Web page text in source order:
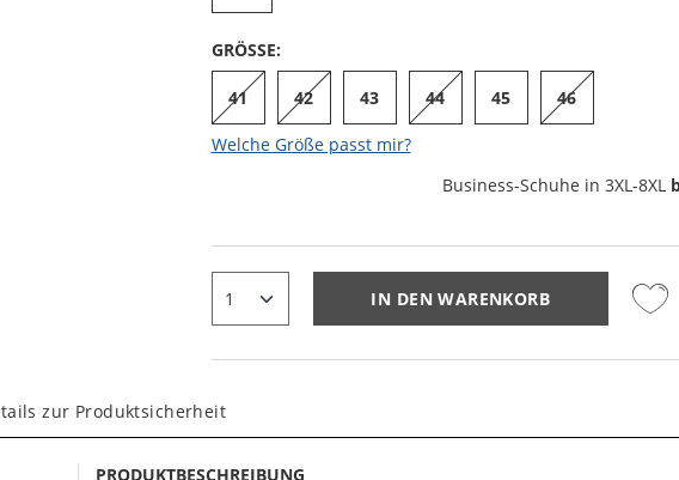
GRÖSSE:
41 42 43 44 45 46
Welche Größe passt mir?
Business-Schuhe in 3XL-8XL
IN DEN WARENKORB
zur Produktsicherheit
PRODUKTBESCHREIBUNG